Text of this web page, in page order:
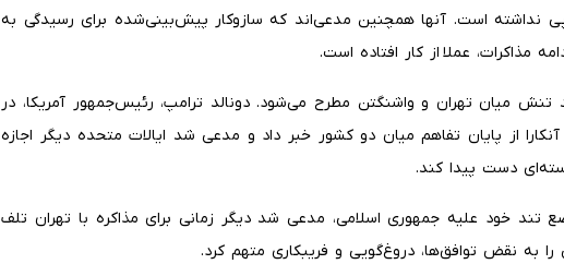
پی نداشته است. آنها همچنین مدعی‌اند که سازوکار پیش‌بینی‌شده برای رسیدگی به
مذاکرات، عملا از کار افتاده است.
تنش میان تهران و واشنگتن مطرح می‌شود. دونالد ترامپ، رئیس‌جمهور آمریکا، در
از پایان تفاهم میان دو کشور خبر داد و مدعی شد ایالات متحده دیگر اجازه
دست پیدا کند.
تند خود علیه جمهوری اسلامی، مدعی شد دیگر زمانی برای مذاکره با تهران تلف
را به نقض توافق‌ها، دروغ‌گویی و فریبکاری متهم کرد.